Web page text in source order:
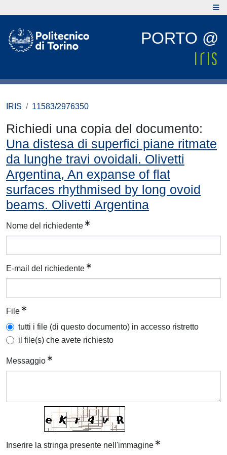
PORTO @
IRIS 11583/2976350
Richiedi una copia del documento:
Una distesa di superfici piane ritmate
da lunghe travi ovoidali. Olivetti
Argentina, An expanse of flat
surfaces rhythmised by long ovoid
beams. Olivetti Argentina
Nome del richiedente
E-mail del richiedente
File
tutti i file (di questo documento) in accesso ristretto
il file(s) che avete richiesto
Messaggio
Inserire la stringa presente nell'immagine